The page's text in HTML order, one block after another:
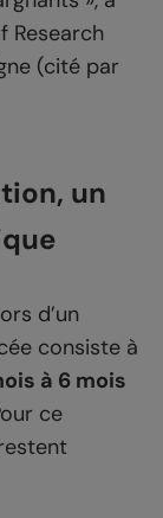
Research
(cité par
un
d’un
consiste à
à 6 mois
ce